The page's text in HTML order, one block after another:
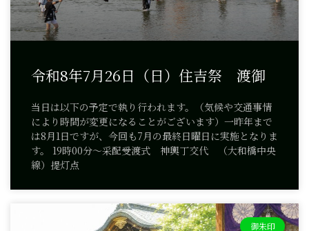
令和8年7月26日（日）住吉祭 渡御
当日は以下の予定で執り行われます。（気候や交通事情
により時間が変更になることがございます）一昨年まで
は8月1日ですが、今回も7月の最終日曜日に実施となりま
す。 19時00分～采配受渡式 神輿丁交代 （大和橋中央
線）提灯点
御朱印